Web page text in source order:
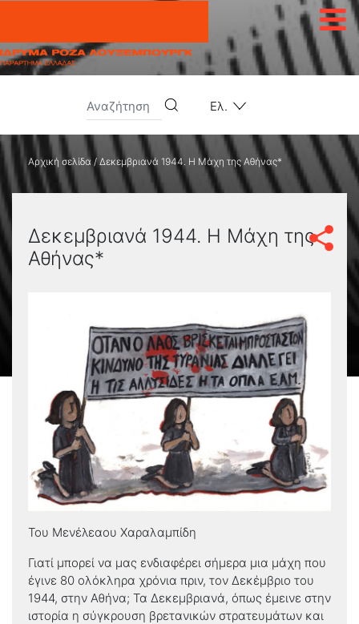
Ελ.
Αρχική σελίδα /Δεκεμβριανά 1944. Η Μάχη της Αθήνας*
Δεκεμβριανά 1944. Η Μάχη της
Αθήνας*
Του Μενέλεαου Χαραλαμπίδη
Γιατί μπορεί να μας ενδιαφέρει σήμερα μια μάχη που
έγινε 80 ολόκληρα χρόνια πριν, τον Δεκέμβριο του
1944, στην Αθήνα; Τα Δεκεμβριανά, όπως έμεινε στην
ιστορία η σύγκρουση βρετανικών στρατευμάτων και